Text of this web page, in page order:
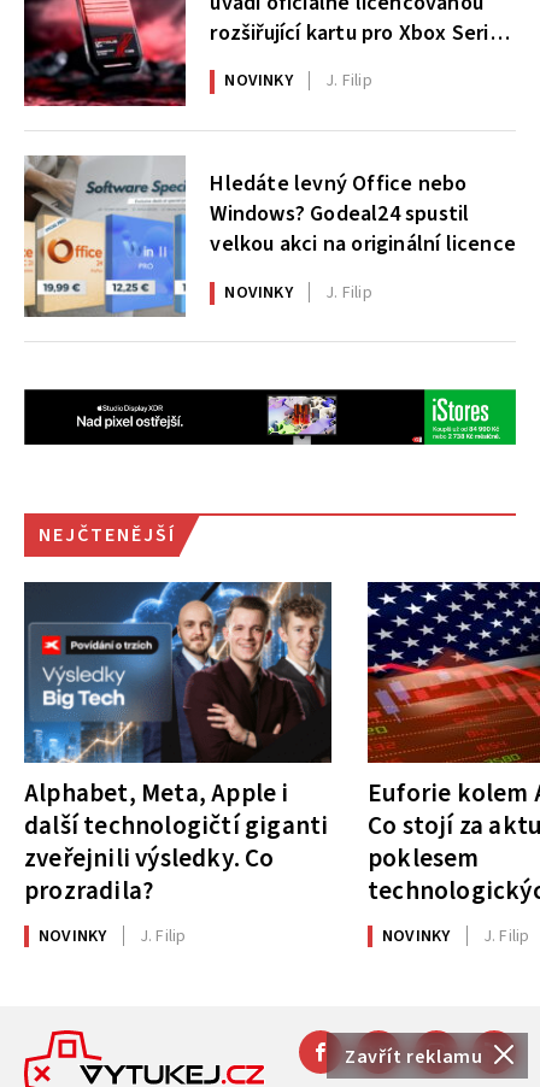
Zavřít reklamu
rozšiřující kartu pro Xbox Series
X|S
NOVINKY J. Filip
Hledáte levný Office nebo
Windows? Godeal24 spustil
velkou akci na originální licence
NOVINKY J. Filip
NEJČTENĚJŠÍ
Alphabet, Meta, Apple i
další technologičtí giganti
zveřejnili výsledky. Co
prozradila?
NOVINKY J. Filip
Euforie kolem
Co stojí za
poklesem
NOVINKY J. Filip